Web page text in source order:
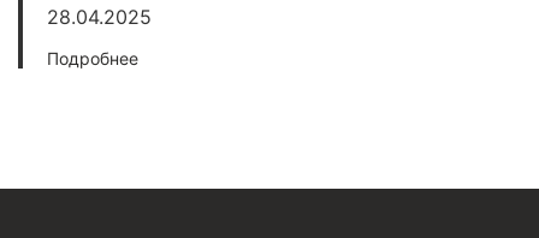
28.04.2025
Подробнее